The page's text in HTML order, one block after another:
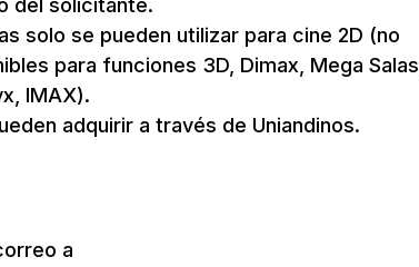
del solicitante.
solo se pueden utilizar para cine 2D (no
para funciones 3D, Dimax, Mega Salas,
IMAX).
adquirir a través de Uniandinos.
a